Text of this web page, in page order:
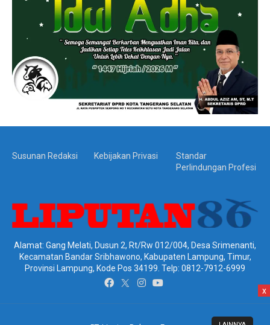
Susunan Redaksi Kebijakan Privasi
Standar
Perlindungan Profesi
Alamat: Gang Melati, Dusun 2, Rt/Rw 012/004, Desa Srimenanti,
Kecamatan Bandar Sribhawono, Kabupaten Lampung, Timur,
Provinsi Lampung, Kode Pos 34199. Telp: 0812-7912-6999
x